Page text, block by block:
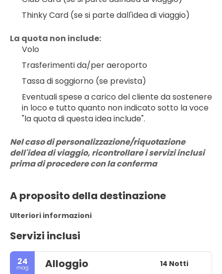
Thinky Card (se si parte dall'idea di viaggio)
La quota non include:
Volo
Trasferimenti da/per aeroporto
Tassa di soggiorno (se prevista)
Eventuali spese a carico del cliente da sostenere
in loco e tutto quanto non indicato sotto la voce
"la quota di questa idea include".
Nel caso di personalizzazione/riquotazione
dell'idea di viaggio, ricontrollare i servizi inclusi
prima di procedere con la conferma
A proposito della destinazione
Ulteriori informazioni
Servizi inclusi
24
mag Alloggio 14 Notti